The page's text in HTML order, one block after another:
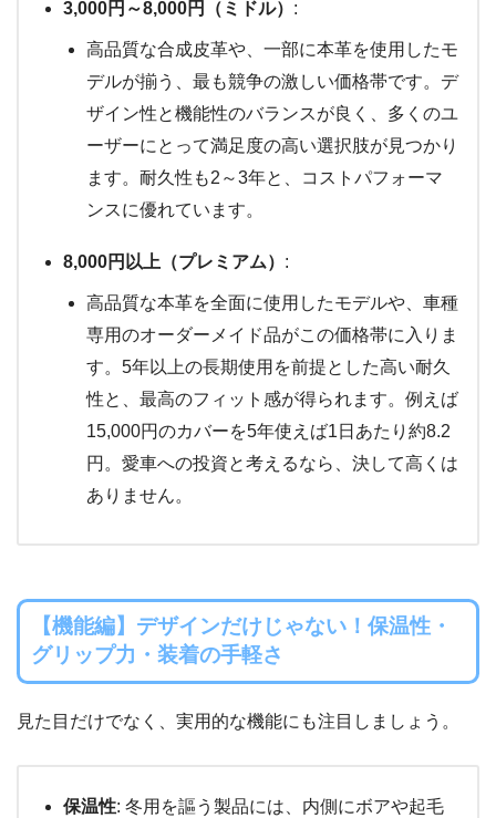
3,000円～8,000円（ミドル） :
高品質な合成皮革や、一部に本革を使用したモ
デルが揃う、最も競争の激しい価格帯です。デ
ザイン性と機能性のバランスが良く、多くのユ
ーザーにとって満足度の高い選択肢が見つかり
ます。耐久性も2～3年と、コストパフォーマ
ンスに優れています。
8,000円以上（プレミアム） :
高品質な本革を全面に使用したモデルや、車種
専用のオーダーメイド品がこの価格帯に入りま
す。5年以上の長期使用を前提とした高い耐久
性と、最高のフィット感が得られます。例えば
15,000円のカバーを5年使えば1日あたり約8.2
円。愛車への投資と考えるなら、決して高くは
ありません。
【機能編】デザインだけじゃない！保温性・
グリップ力・装着の手軽さ
見た目だけでなく、実用的な機能にも注目しましょう。
保温性: 冬用を謳う製品には、内側にボアや起毛